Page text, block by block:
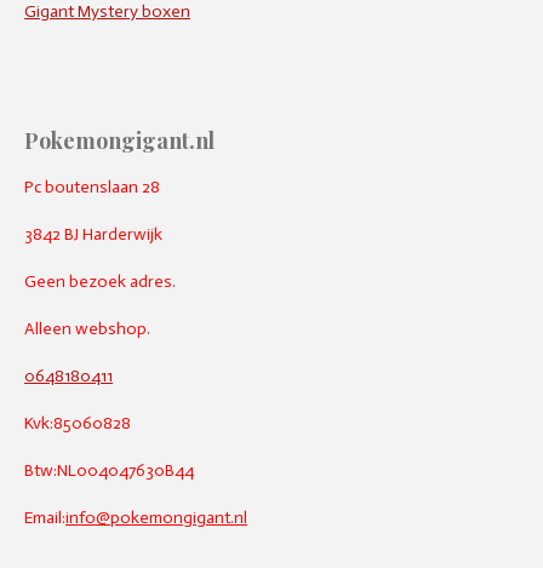
Gigant Mystery boxen
Pokemongigant.nl
Pc boutenslaan 28
3842 BJ Harderwijk
Geen bezoek adres.
Alleen webshop.
0648180411
Kvk:85060828
Btw:NL004047630B44
Email:info@pokemongigant.nl